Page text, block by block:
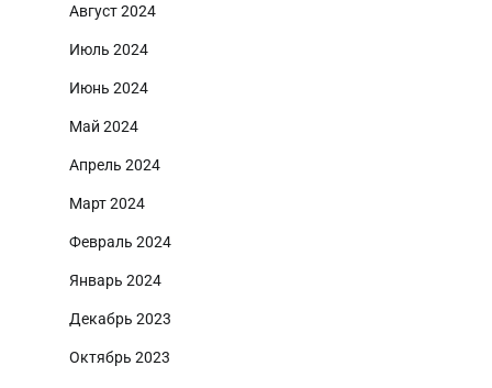
Август 2024
Июль 2024
Июнь 2024
Май 2024
Апрель 2024
Март 2024
Февраль 2024
Январь 2024
Декабрь 2023
Октябрь 2023